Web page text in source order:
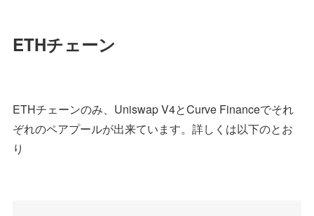
ETHチェーン
ETHチェーンのみ、Uniswap V4とCurve Financeでそれ
ぞれのペアプールが出来ています。詳しくは以下のとお
り